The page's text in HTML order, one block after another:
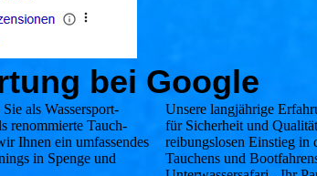
bei Google
als Wassersport-
renommierte Tauch-
Ihnen ein umfassendes
in Spenge und
Unsere langjährige
für Sicherheit und
reibungslosen Einstieg in
Tauchens und